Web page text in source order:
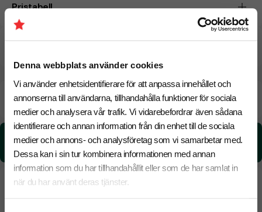
Denna webbplats använder cookies
Vi använder enhetsidentifierare för att anpassa innehållet och
annonserna till användarna, tillhandahålla funktioner för sociala
medier och analysera vår trafik. Vi vidarebefordrar även sådana
identifierare och annan information från din enhet till de sociala
medier och annons- och analysföretag som vi samarbetar med.
Dessa kan i sin tur kombinera informationen med annan
information som du har tillhandahållit eller som de har samlat in
när du har använt deras tjänster.
Pristabell
20 Augusti Beräknad leveranstid: 8 arbetsdagar
Snabbare leverans? Kontakta oss.
CO₂e -avtryck:
0.54 kg CO₂e / per styck